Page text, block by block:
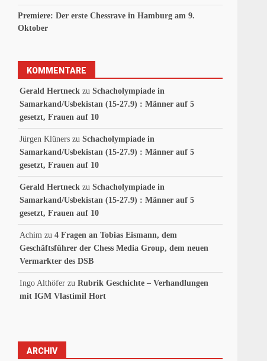
Premiere: Der erste Chessrave in Hamburg am 9.
Oktober
KOMMENTARE
Gerald Hertneck zuSchacholympiade in
Samarkand/Usbekistan (15-27.9) : Männer auf 5
gesetzt, Frauen auf 10
Jürgen Klüners zuSchacholympiade in
Samarkand/Usbekistan (15-27.9) : Männer auf 5
gesetzt, Frauen auf 10
Gerald Hertneck zuSchacholympiade in
Samarkand/Usbekistan (15-27.9) : Männer auf 5
gesetzt, Frauen auf 10
Achim zu4 Fragen an Tobias Eismann, dem
Geschäftsführer der Chess Media Group, dem neuen
Vermarkter des DSB
Ingo Althöfer zuRubrik Geschichte – Verhandlungen
mit IGM Vlastimil Hort
ARCHIV